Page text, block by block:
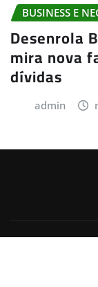
BUSINESS E
Desenrola
mira nova
dívidas
admin